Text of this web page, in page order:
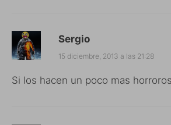
Sergio
15 diciembre, 2013 a las 21:28
Si los hacen un poco mas